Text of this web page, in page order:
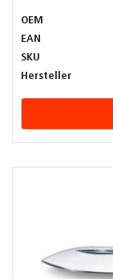
OEM
EAN
SKU
Hersteller